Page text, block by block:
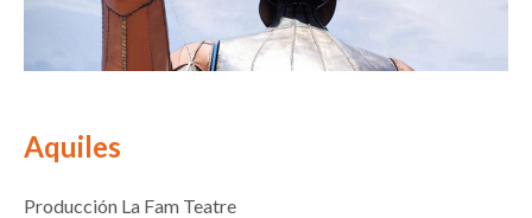
Aquiles
Producción La Fam Teatre